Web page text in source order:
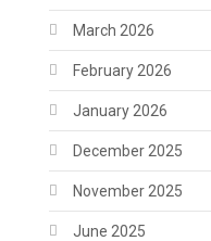
March 2026
February 2026
January 2026
December 2025
November 2025
June 2025